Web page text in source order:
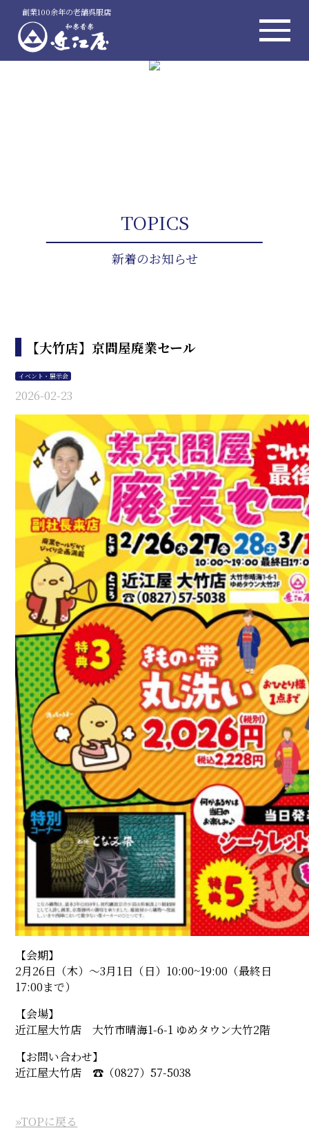
創業100余年の老舗呉服店
TOPICS
新着のお知らせ
【大竹店】京問屋廃業セール
イベント・展示会
2026-02-23
【会期】
2月26日（木）〜3月1日（日）10:00~19:00（最終日
17:00まで）
【会場】
近江屋大竹店 大竹市晴海1-6-1 ゆめタウン大竹2階
【お問い合わせ】
近江屋大竹店 ☎︎（0827）57-5038
»TOPに戻る